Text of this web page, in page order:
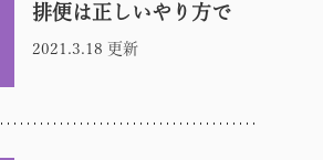
排便は正しいやり方で
2021.3.18 更新